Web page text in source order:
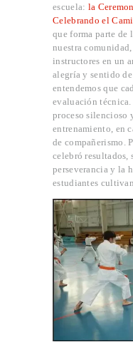
escuela: la
Celebrando el
que forma parte de
nuestra
instructores en un
alegría y sentido
entendemos que
evaluación
proceso silencioso
entrenamiento, en
de compañerismo.
celebró
perseverancia y la
estudiantes